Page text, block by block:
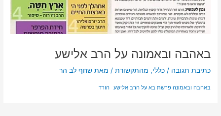
באהבה ובאמונה על הרב אלישע
כתיבת תגובה /כללי, מהתקשורת / מאתשחף לב הר
באהבה ובאמונה פרשת בא על הרב אלישע הורד